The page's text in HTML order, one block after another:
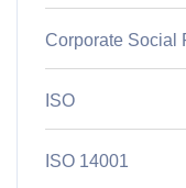
Corporate Social
ISO
ISO 14001